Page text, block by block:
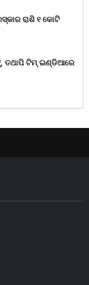
ରାଶି ୧ କୋଟି
ତଥାପି ଟିମ୍ ଇଣ୍ଡିଆରେ